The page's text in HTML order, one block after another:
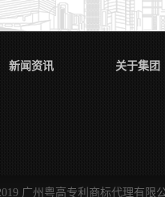
业提供了可借鉴的经验
表示，典型案例展现了
需求，为企业知识产
新闻资讯 关于集团
广州粤高专利商标代理有限